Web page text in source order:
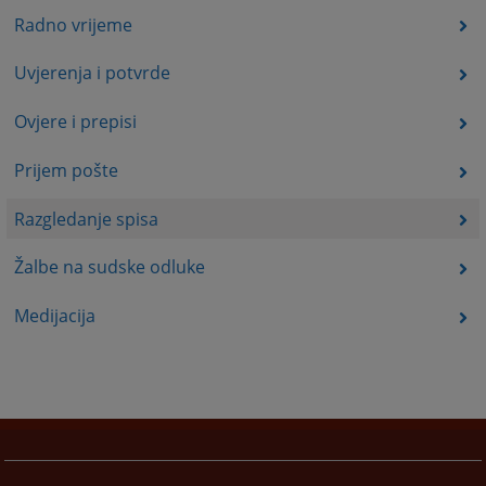
Radno vrijeme
Uvjerenja i potvrde
Ovjere i prepisi
Prijem pošte
Razgledanje spisa
Žalbe na sudske odluke
Medijacija